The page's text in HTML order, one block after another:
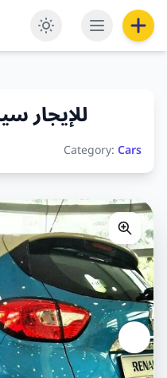
للإيجار
Category:Cars